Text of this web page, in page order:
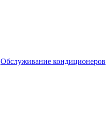
Обслуживание кондиционеров